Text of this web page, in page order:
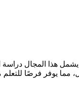
هذا المجال دراسة
يوفر فرصًا للتعلم